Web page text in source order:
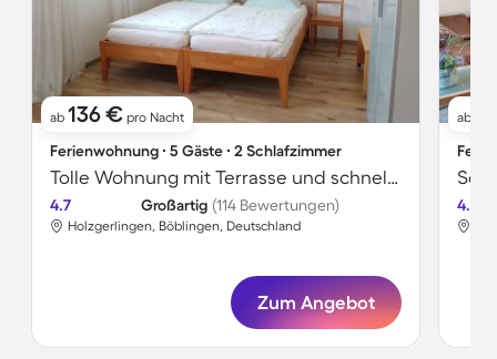
ab 136 € pro Nacht
Ferienwohnung ∙ 5 Gäste ∙ 2 Schlafzimmer
Tolle Wohnung mit Terrasse und schnellem Internet | Gartenblick | Haustiere sind willkommen
4.7 Großartig (114 Bewertungen)
Holzgerlingen, Böblingen, Deutschland
Zum Angebot
ab
4.7